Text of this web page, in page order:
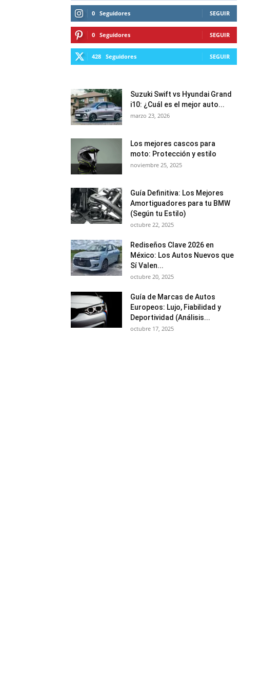
0 Seguidores SEGUIR
0 Seguidores SEGUIR
428 Seguidores SEGUIR
Suzuki Swift vs Hyundai Grand
i10: ¿Cuál es el mejor auto...
marzo 23, 2026
Los mejores cascos para
moto: Protección y estilo
noviembre 25, 2025
Guía Definitiva: Los Mejores
Amortiguadores para tu BMW
(Según tu Estilo)
octubre 22, 2025
Rediseños Clave 2026 en
México: Los Autos Nuevos que
Sí Valen...
octubre 20, 2025
Guía de Marcas de Autos
Europeos: Lujo, Fiabilidad y
Deportividad (Análisis...
octubre 17, 2025